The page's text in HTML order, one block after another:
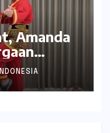
Amanda